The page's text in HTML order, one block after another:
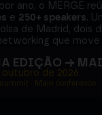
ano, o MERGE
e 250+ speakers.
de Madrid, dois
que move
EDIÇÃO →
outubro de 2026
· Main conference